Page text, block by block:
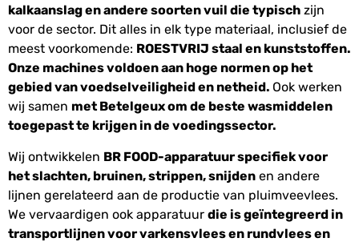
kalkaanslag en andere soorten vuil die typisch zijn
voor de sector. Dit alles in elk type materiaal, inclusief de
meest voorkomende: ROESTVRIJ staal en kunststoffen.
Onze machines voldoen aan hoge normen op het
gebied van voedselveiligheid en netheid. Ook werken
wij samen met Betelgeux om de beste wasmiddelen
toegepast te krijgen in de voedingssector.
Wij ontwikkelen BR FOOD-apparatuur specifiek voor
het slachten, bruinen, strippen, snijden en andere
lijnen gerelateerd aan de productie van pluimveevlees.
We vervaardigen ook apparatuur die is geïntegreerd in
transportlijnen voor varkensvlees en rundvlees en